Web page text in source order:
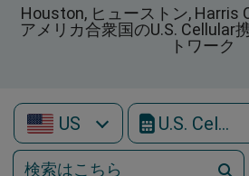
Houston, ヒューストン, Harris
アメリカ合衆国のU.S. Cellular
トワーク
US U.S. Cellular